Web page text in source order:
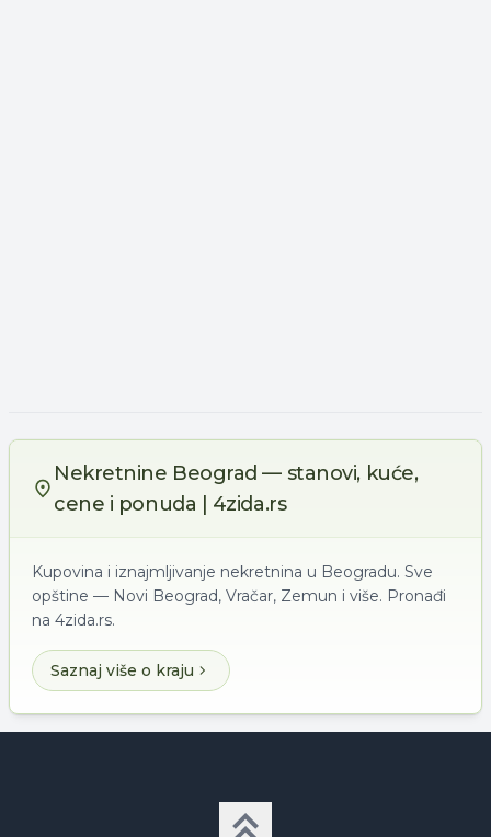
Nekretnine Beograd — stanovi, kuće,
cene i ponuda | 4zida.rs
Kupovina i iznajmljivanje nekretnina u Beogradu. Sve
opštine — Novi Beograd, Vračar, Zemun i više. Pronađi
na 4zida.rs.
Saznaj više o kraju